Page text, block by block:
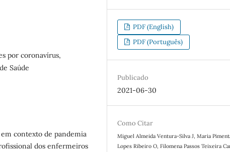
por coronavírus,
Saúde
contexto de pandemia
dos enfermeiros
PDF (English)
PDF (Português)
Publicado
2021-06-30
Como Citar
Miguel Almeida Ventura-Silva J, Maria
Lopes Ribeiro O, Filomena Passos Teixeira